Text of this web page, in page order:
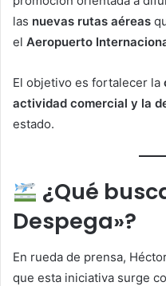
las nuevas rutas aéreas
el Aeropuerto
El objetivo es fortalecer la
actividad comercial y la
estado.
¿Qué
Despega»?
En rueda de prensa,
que esta iniciativa surge